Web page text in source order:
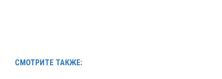
СМОТРИТЕ ТАКЖЕ: